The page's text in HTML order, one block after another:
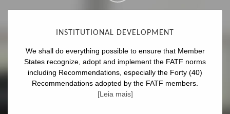
INSTITUTIONAL DEVELOPMENT
We shall do everything possible to ensure that Member
States recognize, adopt and implement the FATF norms
including Recommendations, especially the Forty (40)
Recommendations adopted by the FATF members.
[Leia mais]